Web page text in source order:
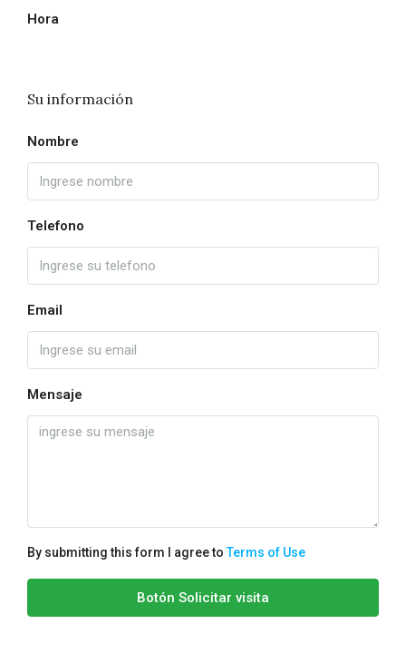
Hora
Su información
Nombre
Telefono
Email
Mensaje
By submitting this form I agree toTerms of Use
Botón Solicitar visita